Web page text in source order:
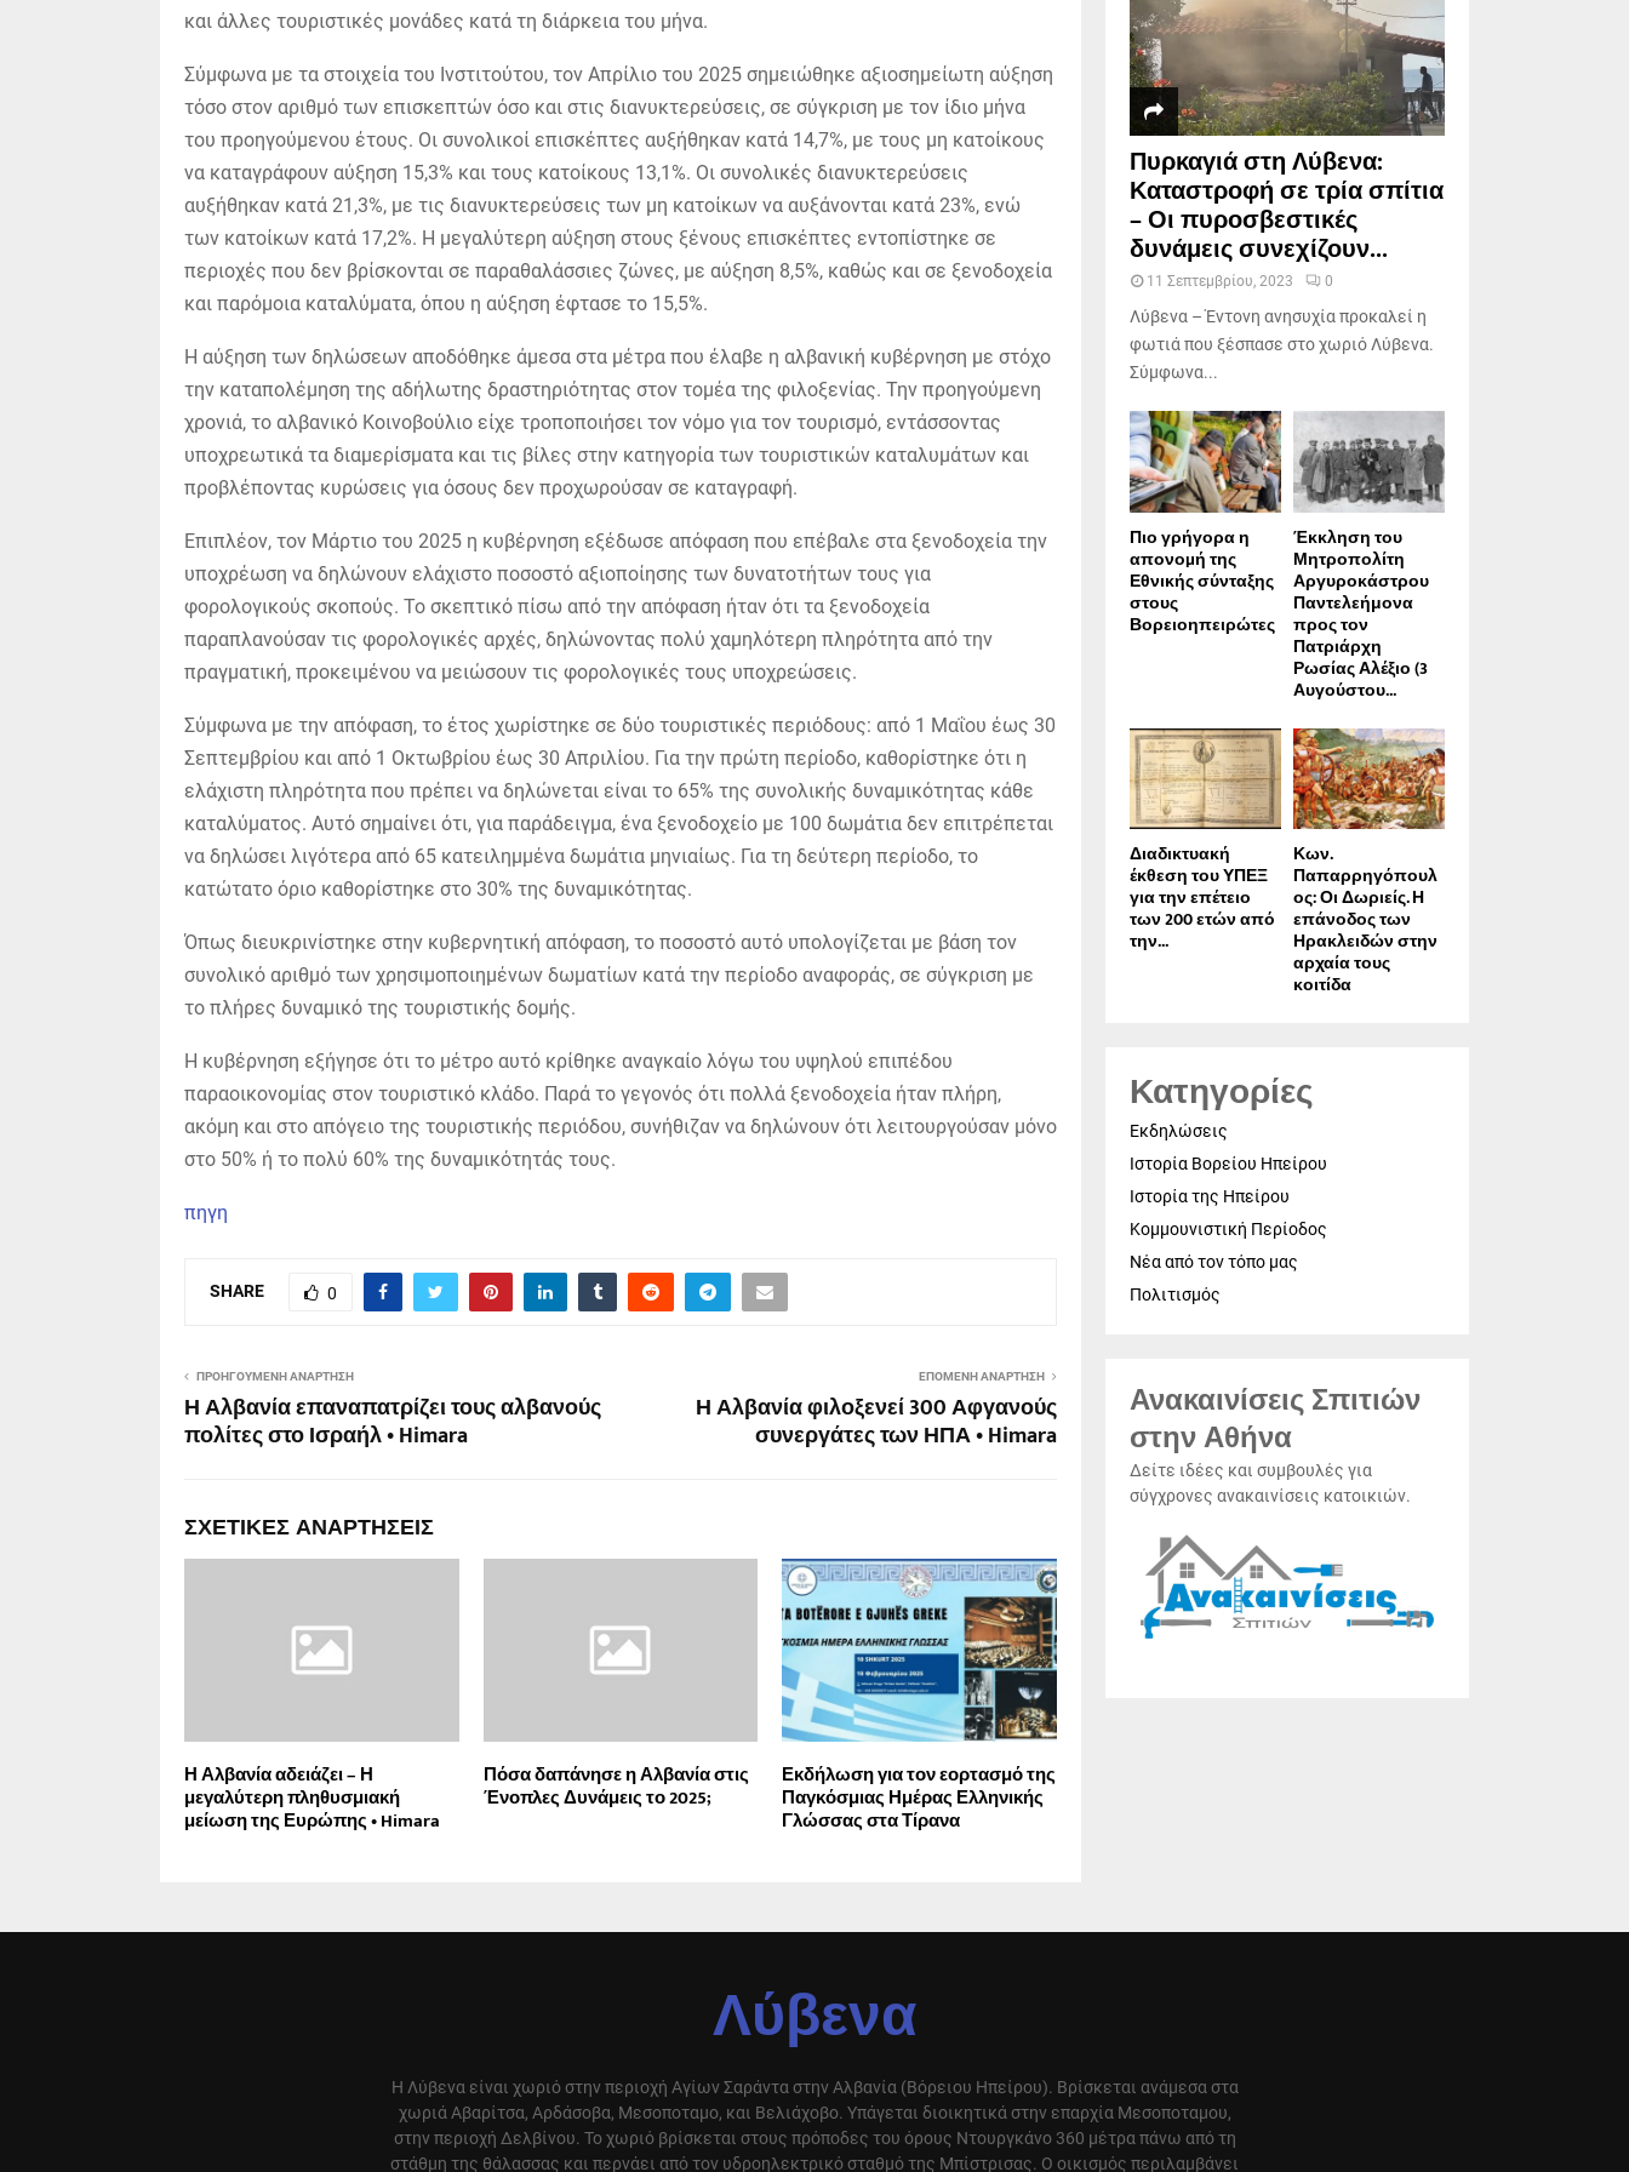
και άλλες τουριστικές μονάδες κατά τη διάρκεια του μήνα.
Σύμφωνα με τα στοιχεία του Ινστιτούτου, τον Απρίλιο του 2025 σημειώθηκε αξιοσημείωτη αύξηση
τόσο στον αριθμό των επισκεπτών όσο και στις διανυκτερεύσεις, σε σύγκριση με τον ίδιο μήνα
του προηγούμενου έτους. Οι συνολικοί επισκέπτες αυξήθηκαν κατά 14,7%, με τους μη κατοίκους
να καταγράφουν αύξηση 15,3% και τους κατοίκους 13,1%. Οι συνολικές διανυκτερεύσεις
αυξήθηκαν κατά 21,3%, με τις διανυκτερεύσεις των μη κατοίκων να αυξάνονται κατά 23%, ενώ
των κατοίκων κατά 17,2%. Η μεγαλύτερη αύξηση στους ξένους επισκέπτες εντοπίστηκε σε
περιοχές που δεν βρίσκονται σε παραθαλάσσιες ζώνες, με αύξηση 8,5%, καθώς και σε ξενοδοχεία
και παρόμοια καταλύματα, όπου η αύξηση έφτασε το 15,5%.
Η αύξηση των δηλώσεων αποδόθηκε άμεσα στα μέτρα που έλαβε η αλβανική κυβέρνηση με στόχο
την καταπολέμηση της αδήλωτης δραστηριότητας στον τομέα της φιλοξενίας. Την προηγούμενη
χρονιά, το αλβανικό Κοινοβούλιο είχε τροποποιήσει τον νόμο για τον τουρισμό, εντάσσοντας
υποχρεωτικά τα διαμερίσματα και τις βίλες στην κατηγορία των τουριστικών καταλυμάτων και
προβλέποντας κυρώσεις για όσους δεν προχωρούσαν σε καταγραφή.
Επιπλέον, τον Μάρτιο του 2025 η κυβέρνηση εξέδωσε απόφαση που επέβαλε στα ξενοδοχεία την
υποχρέωση να δηλώνουν ελάχιστο ποσοστό αξιοποίησης των δυνατοτήτων τους για
φορολογικούς σκοπούς. Το σκεπτικό πίσω από την απόφαση ήταν ότι τα ξενοδοχεία
παραπλανούσαν τις φορολογικές αρχές, δηλώνοντας πολύ χαμηλότερη πληρότητα από την
πραγματική, προκειμένου να μειώσουν τις φορολογικές τους υποχρεώσεις.
Σύμφωνα με την απόφαση, το έτος χωρίστηκε σε δύο τουριστικές περιόδους: από 1 Μαΐου έως 30
Σεπτεμβρίου και από 1 Οκτωβρίου έως 30 Απριλίου. Για την πρώτη περίοδο, καθορίστηκε ότι η
ελάχιστη πληρότητα που πρέπει να δηλώνεται είναι το 65% της συνολικής δυναμικότητας κάθε
καταλύματος. Αυτό σημαίνει ότι, για παράδειγμα, ένα ξενοδοχείο με 100 δωμάτια δεν επιτρέπεται
να δηλώσει λιγότερα από 65 κατειλημμένα δωμάτια μηνιαίως. Για τη δεύτερη περίοδο, το
κατώτατο όριο καθορίστηκε στο 30% της δυναμικότητας.
Όπως διευκρινίστηκε στην κυβερνητική απόφαση, το ποσοστό αυτό υπολογίζεται με βάση τον
συνολικό αριθμό των χρησιμοποιημένων δωματίων κατά την περίοδο αναφοράς, σε σύγκριση με
το πλήρες δυναμικό της τουριστικής δομής.
Η κυβέρνηση εξήγησε ότι το μέτρο αυτό κρίθηκε αναγκαίο λόγω του υψηλού επιπέδου
παραοικονομίας στον τουριστικό κλάδο. Παρά το γεγονός ότι πολλά ξενοδοχεία ήταν πλήρη,
ακόμη και στο απόγειο της τουριστικής περιόδου, συνήθιζαν να δηλώνουν ότι λειτουργούσαν μόνο
στο 50% ή το πολύ 60% της δυναμικότητάς τους.
πηγη
SHARE 0
ΠΡΟΗΓΟΎΜΕΝΗ ΑΝΆΡΤΗΣΗ
Η Αλβανία επαναπατρίζει τους αλβανούς
πολίτες στο Ισραήλ • Himara
ΕΠΌΜΕΝΗ ΑΝΆΡΤΗΣΗ
Η Αλβανία φιλοξενεί 300 Αφγανούς
συνεργάτες των ΗΠΑ • Himara
ΣΧΕΤΙΚΈΣ ΑΝΑΡΤΉΣΕΙΣ
Η Αλβανία αδειάζει – Η
μεγαλύτερη πληθυσμιακή
μείωση της Ευρώπης • Himara
Πόσα δαπάνησε η Αλβανία στις
Ένοπλες Δυνάμεις το 2025;
Εκδήλωση για τον εορτασμό της
Παγκόσμιας Ημέρας Ελληνικής
Γλώσσας στα Τίρανα
Πυρκαγιά στη Λύβενα:
Καταστροφή σε τρία σπίτια
– Οι πυροσβεστικές
δυνάμεις συνεχίζουν...
11 Σεπτεμβρίου, 2023 0
Λύβενα – Έντονη ανησυχία προκαλεί η
φωτιά που ξέσπασε στο χωριό Λύβενα.
Σύμφωνα...
Πιο γρήγορα η
απονοµή της
Εθνικής σύνταξης
στους
Βορειοηπειρώτες
Έκκληση του
Μητροπολίτη
Αργυροκάστρου
Παντελεήμονα
προς τον
Πατριάρχη
Ρωσίας Αλέξιο (3
Αυγούστου...
Διαδικτυακή
έκθεση του ΥΠΕΞ
για την επέτειο
των 200 ετών από
την...
Κων.
Παπαρρηγόπουλ
ος: Οι Δωριείς. Η
επάνοδος των
Ηρακλειδών στην
αρχαία τους
κοιτίδα
Κατηγορίες
Εκδηλώσεις
Ιστορία Βορείου Ηπείρου
Ιστορία της Ηπείρου
Κομμουνιστική Περίοδος
Νέα από τον τόπο μας
Πολιτισμός
Ανακαινίσεις Σπιτιών
στην Αθήνα
Δείτε ιδέες και συμβουλές για
σύγχρονες ανακαινίσεις κατοικιών.
Λύβενα
Η Λύβενα είναι χωριό στην περιοχή Αγίων Σαράντα στην Αλβανία (Βόρειου Ηπείρου). Βρίσκεται ανάμεσα στα
χωριά Αβαρίτσα, Αρδάσοβα, Μεσοποταμο, και Βελιάχοβο. Υπάγεται διοικητικά στην επαρχία Μεσοποταμου,
στην περιοχή Δελβίνου. Το χωριό βρίσκεται στους πρόποδες του όρους Ντουργκάνο 360 μέτρα πάνω από τη
στάθμη της θάλασσας και περνάει από τον υδροηλεκτρικό σταθμό της Μπίστρισας. Ο οικισμός περιλαμβάνει